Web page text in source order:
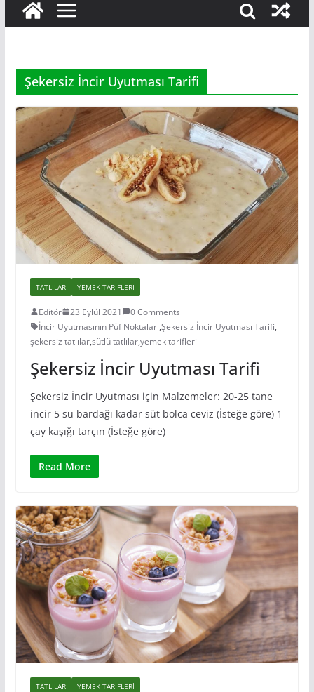
Şekersiz İncir Uyutması Tarifi
TATLILAR YEMEK TARIFLERI
Editör 23 Eylül 2021
0 Comments
İncir Uyutmasının Püf Noktaları,Şekersiz İncir Uyutması Tarifi,
şekersiz tatlılar,sütlü tatlılar,yemek tarifleri
Şekersiz İncir Uyutması Tarifi
Şekersiz İncir Uyutması için Malzemeler: 20-25 tane
incir 5 su bardağı kadar süt bolca ceviz (İsteğe göre) 1
çay kaşığı tarçın (İsteğe göre)
Read More
TATLILAR YEMEK TARIFLERI